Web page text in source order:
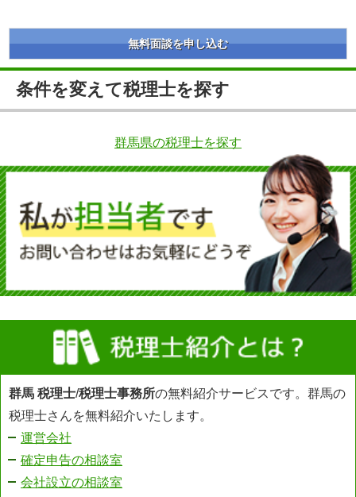
無料面談を申し込む
条件を変えて税理士を探す
群馬県の税理士を探す
群馬 税理士/税理士事務所の無料紹介サービスです。群馬の
税理士さんを無料紹介いたします。
運営会社
確定申告の相談室
会社設立の相談室